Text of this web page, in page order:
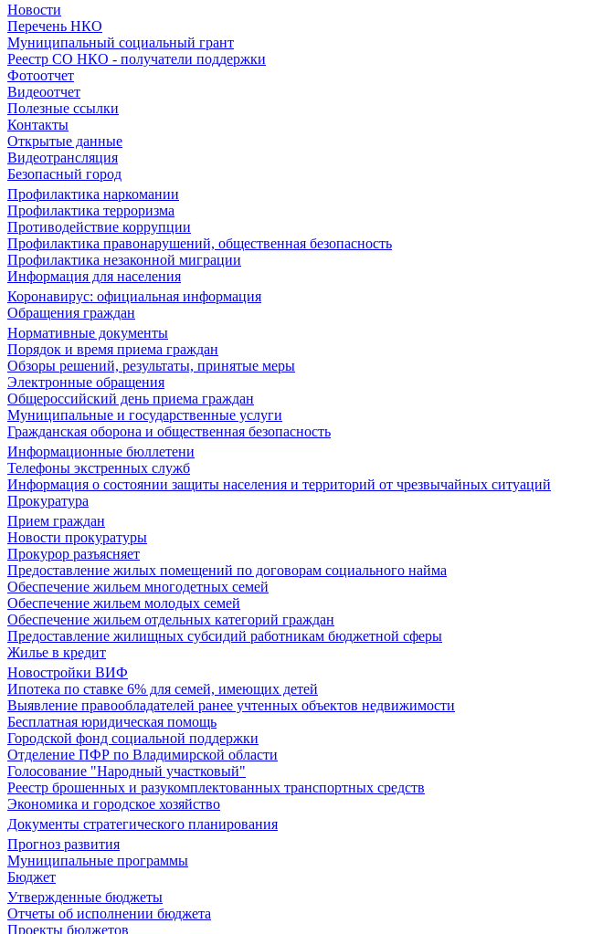
Новости
Перечень НКО
Муниципальный социальный грант
Реестр СО НКО - получатели поддержки
Фотоотчет
Видеоотчет
Полезные ссылки
Контакты
Открытые данные
Видеотрансляция
Безопасный город
Профилактика наркомании
Профилактика терроризма
Противодействие коррупции
Профилактика правонарушений, общественная безопасность
Профилактика незаконной миграции
Информация для населения
Коронавирус: официальная информация
Обращения граждан
Нормативные документы
Порядок и время приема граждан
Обзоры решений, результаты, принятые меры
Электронные обращения
Общероссийский день приема граждан
Муниципальные и государственные услуги
Гражданская оборона и общественная безопасность
Информационные бюллетени
Телефоны экстренных служб
Информация о состоянии защиты населения и территорий от чрезвычайных ситуаций
Прокуратура
Прием граждан
Новости прокуратуры
Прокурор разъясняет
Предоставление жилых помещений по договорам социального найма
Обеспечение жильем многодетных семей
Обеспечение жильем молодых семей
Обеспечение жильем отдельных категорий граждан
Предоставление жилищных субсидий работникам бюджетной сферы
Жилье в кредит
Новостройки ВИФ
Ипотека по ставке 6% для семей, имеющих детей
Выявление правообладателей ранее учтенных объектов недвижимости
Бесплатная юридическая помощь
Городской фонд социальной поддержки
Отделение ПФР по Владимирской области
Голосование "Народный участковый"
Реестр брошенных и разукомплектованных транспортных средств
Экономика и городское хозяйство
Документы стратегического планирования
Прогноз развития
Муниципальные программы
Бюджет
Утвержденные бюджеты
Отчеты об исполнении бюджета
Проекты бюджетов